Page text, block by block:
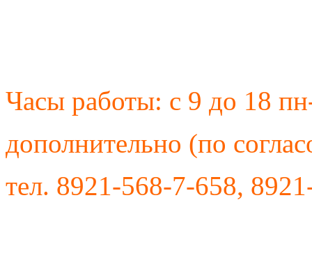
Часы работы: с 9 до 18
дополнительно (по
тел. 8921-568-7-658,